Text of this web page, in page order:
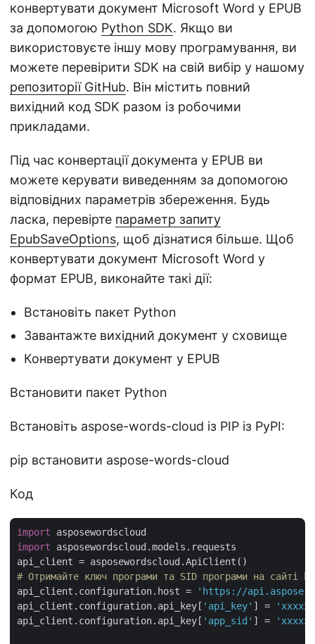
конвертувати документ Microsoft Word у EPUB
за допомогою Python SDK. Якщо ви
використовуєте іншу мову програмування, ви
можете перевірити SDK на свій вибір у нашому
репозиторії GitHub. Він містить повний
вихідний код SDK разом із робочими
прикладами.
Під час конвертації документа у EPUB ви
можете керувати виведенням за допомогою
відповідних параметрів збереження. Будь
ласка, перевірте параметр запиту
EpubSaveOptions, щоб дізнатися більше. Щоб
конвертувати документ Microsoft Word у
формат EPUB, виконайте такі дії:
Встановіть пакет Python
Завантажте вихідний документ у сховище
Конвертувати документ у EPUB
Встановити пакет Python
Встановіть aspose-words-cloud із PIP із PyPI:
pip встановити aspose-words-cloud
Код
import
import asposewordscloud.models.requests
# Отримайте ключ програми та SID програми на сайті
api_client.configuration.host =
'https://
api_client.configuration.api_key[ 'api_key' ] =
api_client.configuration.api_key[ 'app_sid' ] =